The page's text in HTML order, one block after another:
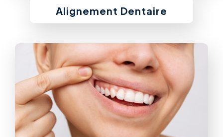
Alignement Dentaire